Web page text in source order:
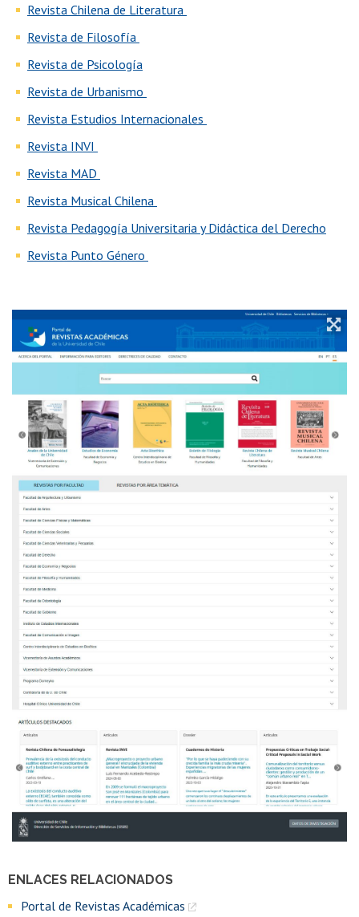
ENLACES RELACIONADOS
Portal de Revistas Académicas
Revista Chilena de Literatura
Revista de Filosofía
Revista de Psicología
Revista de Urbanismo
Revista Estudios Internacionales
Revista INVI
Revista MAD
Revista Musical Chilena
Revista Pedagogía Universitaria y Didáctica del Derecho
Revista Punto Género